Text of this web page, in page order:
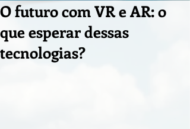
O futuro com VR e AR: o
que esperar dessas
tecnologias?